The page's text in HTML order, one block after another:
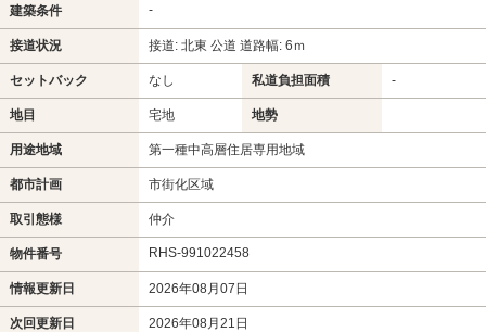
建築条件 -
接道状況 接道: 北東 公道 道路幅: 6ｍ
セットバック なし 私道負担面積 -
地目 宅地 地勢
用途地域 第一種中高層住居専用地域
都市計画 市街化区域
取引態様 仲介
物件番号 RHS-991022458
情報更新日 2026年08月07日
次回更新日 2026年08月21日